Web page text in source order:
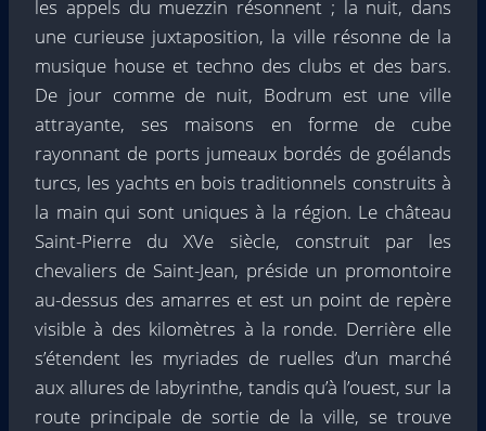
les appels du muezzin résonnent ; la nuit, dans
une curieuse juxtaposition, la ville résonne de la
musique house et techno des clubs et des bars.
De jour comme de nuit, Bodrum est une ville
attrayante, ses maisons en forme de cube
rayonnant de ports jumeaux bordés de goélands
turcs, les yachts en bois traditionnels construits à
la main qui sont uniques à la région. Le château
Saint-Pierre du XVe siècle, construit par les
chevaliers de Saint-Jean, préside un promontoire
au-dessus des amarres et est un point de repère
visible à des kilomètres à la ronde. Derrière elle
s’étendent les myriades de ruelles d’un marché
aux allures de labyrinthe, tandis qu’à l’ouest, sur la
route principale de sortie de la ville, se trouve